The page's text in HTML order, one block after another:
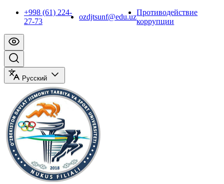
+998 (61) 224-
27-73
ozdjtsunf@edu.uz
Противодействие
коррупции
Русский